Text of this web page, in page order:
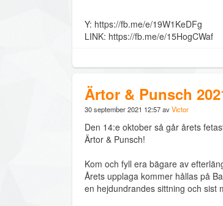
Y: https://fb.me/e/19W1KeDFg
LINK: https://fb.me/e/15HogCWaf
Ärtor & Punsch
30 september 2021 12:57 avVictor
Den 14:e oktober så går årets
Ärtor & Punsch!
Kom och fyll era bägare av
Årets upplaga kommer hållas på
en hejdundrandes sittning och sist